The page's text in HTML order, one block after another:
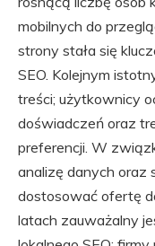
mobilnych do
strony stała się
SEO. Kolejnym
treści; użytkownicy
doświadczeń oraz
preferencji. W
analizę danych oraz
dostosować ofertę
latach zauważalny